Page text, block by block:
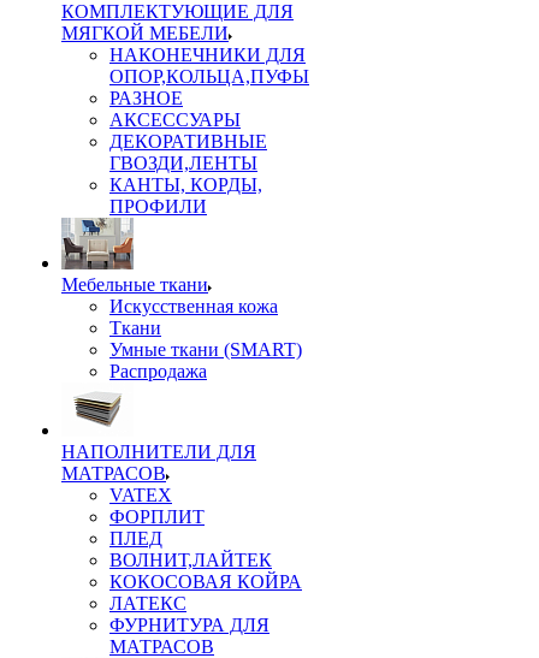
КОМПЛЕКТУЮЩИЕ ДЛЯ
МЯГКОЙ МЕБЕЛИ
НАКОНЕЧНИКИ ДЛЯ
ОПОР,КОЛЬЦА,ПУФЫ
РАЗНОЕ
АКСЕССУАРЫ
ДЕКОРАТИВНЫЕ
ГВОЗДИ,ЛЕНТЫ
КАНТЫ, КОРДЫ,
ПРОФИЛИ
Мебельные ткани
Искусственная кожа
Ткани
Умные ткани (SMART)
Распродажа
НАПОЛНИТЕЛИ ДЛЯ
МАТРАСОВ
VATEX
ФОРПЛИТ
ПЛЕД
ВОЛНИТ,ЛАЙТЕК
КОКОСОВАЯ КОЙРА
ЛАТЕКС
ФУРНИТУРА ДЛЯ
МАТРАСОВ